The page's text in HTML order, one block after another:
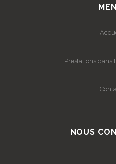
Prestations dans
NOUS